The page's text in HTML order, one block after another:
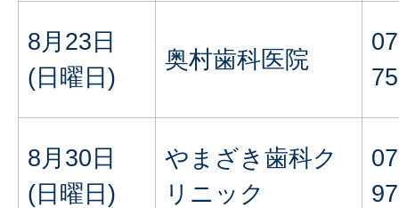
8月23日
(日曜日)
奥村歯科医院
8月30日
(日曜日)
やまざき歯科ク
リニック